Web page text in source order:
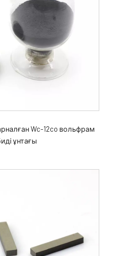
Wc-12co вольфрам
ұнтағы